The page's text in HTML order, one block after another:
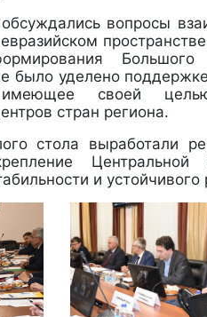
вопросы
Большого
было уделено
своей целью
стран региона.
стола выработали
Центральной
и устойчивого